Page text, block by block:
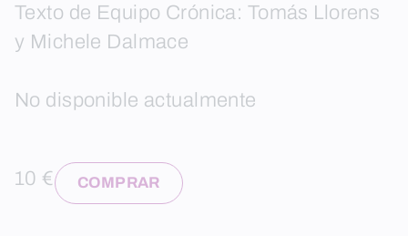
Texto de Equipo Crónica: Tomás Llorens
y Michele Dalmace
No disponible actualmente
10 € COMPRAR